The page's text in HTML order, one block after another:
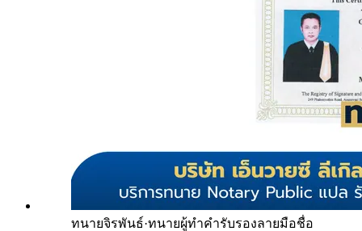
ทนายจิรพันธ์·ทนายผู้ทำคำรับรองลายมือชื่อ